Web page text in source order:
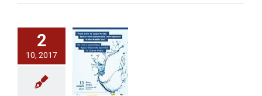
2
10, 2017